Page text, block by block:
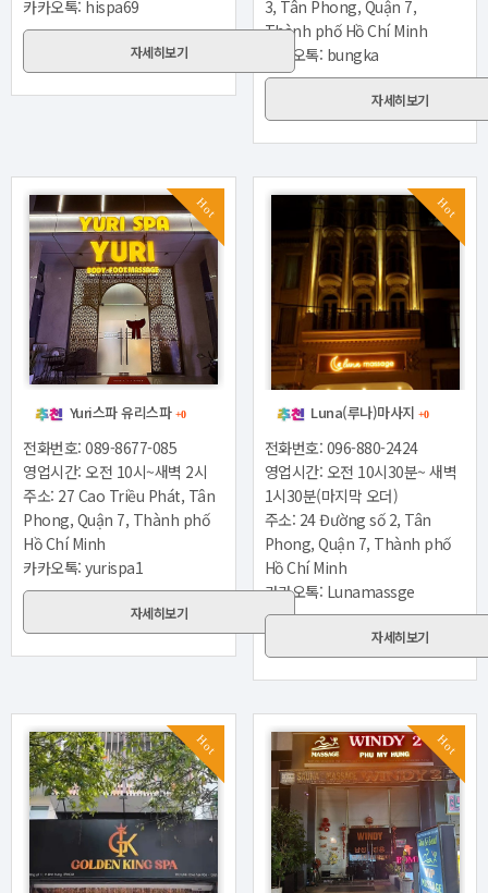
카카오톡: hispa69
자세히보기
3, Tân Phong, Quận 7,
Thành phố Hồ Chí Minh
카카오톡: bungka
자세히보기
Hot
Yuri스파 유리스파 +0
전화번호: 089-8677-085
영업시간: 오전 10시~새벽 2시
주소: 27 Cao Triều Phát, Tân
Phong, Quận 7, Thành phố
Hồ Chí Minh
카카오톡: yurispa1
자세히보기
Hot
Luna(루나)마사지 +0
전화번호: 096-880-2424
영업시간: 오전 10시30분~ 새벽
1시30분(마지막 오더)
주소: 24 Đường số 2, Tân
Phong, Quận 7, Thành phố
Hồ Chí Minh
카카오톡: Lunamassge
자세히보기
Hot Hot